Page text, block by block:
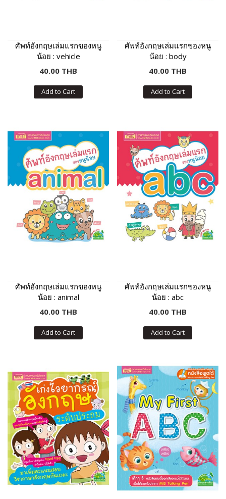
ศัพท์อังกฤษเล่มแรกของหนู
น้อย : vehicle
40.00 THB
Add to Cart
ศัพท์อังกฤษเล่มแรกของหนู
น้อย : body
40.00 THB
Add to Cart
ศัพท์อังกฤษเล่มแรกของหนู
น้อย : animal
40.00 THB
Add to Cart
ศัพท์อังกฤษเล่มแรกของหนู
น้อย : abc
40.00 THB
Add to Cart